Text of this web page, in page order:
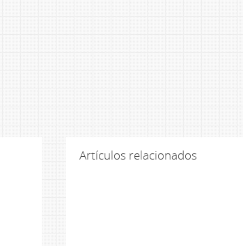
Artículos relacionados